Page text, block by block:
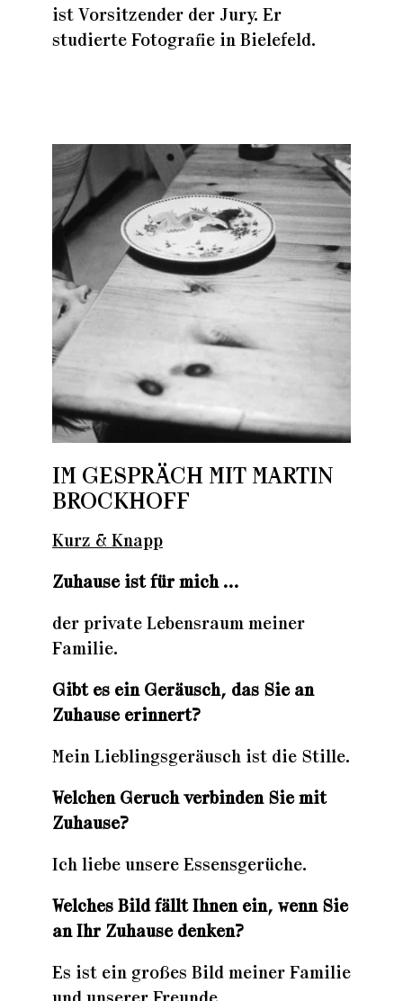
ist Vorsitzender der Jury. Er
studierte Fotografie in Bielefeld.
Loading...
IM GESPRÄCH MIT MARTIN
BROCKHOFF
Kurz & Knapp
Zuhause ist für mich …
der private Lebensraum meiner
Familie.
Gibt es ein Geräusch, das Sie an
Zuhause erinnert?
Mein Lieblingsgeräusch ist die Stille.
Welchen Geruch verbinden Sie mit
Zuhause?
Ich liebe unsere Essensgerüche.
Welches Bild fällt Ihnen ein, wenn Sie
an Ihr Zuhause denken?
Es ist ein großes Bild meiner Familie